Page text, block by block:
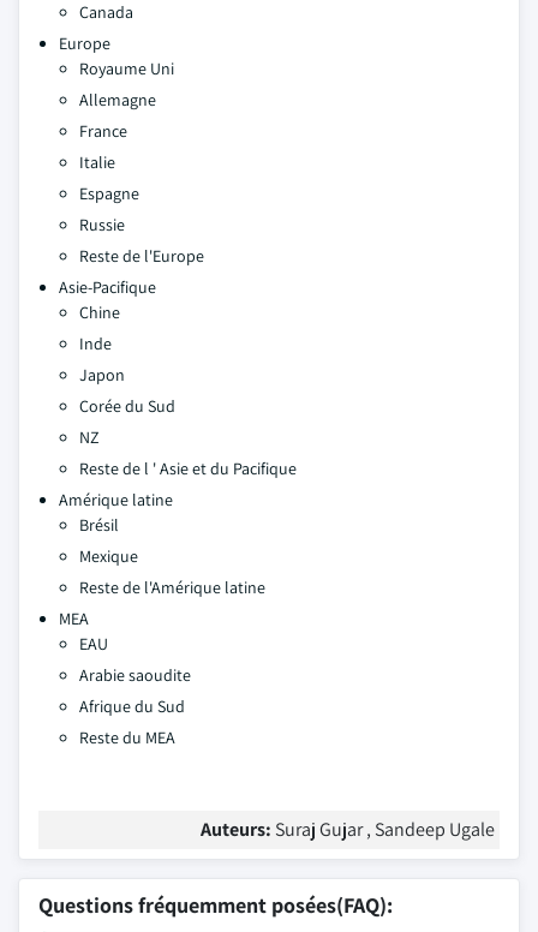
Canada
Europe
Royaume Uni
Allemagne
France
Italie
Espagne
Russie
Reste de l'Europe
Asie-Pacifique
Chine
Inde
Japon
Corée du Sud
NZ
Reste de l ' Asie et du Pacifique
Amérique latine
Brésil
Mexique
Reste de l'Amérique latine
MEA
EAU
Arabie saoudite
Afrique du Sud
Reste du MEA
Auteurs: Suraj Gujar , Sandeep Ugale
Questions fréquemment posées(FAQ):